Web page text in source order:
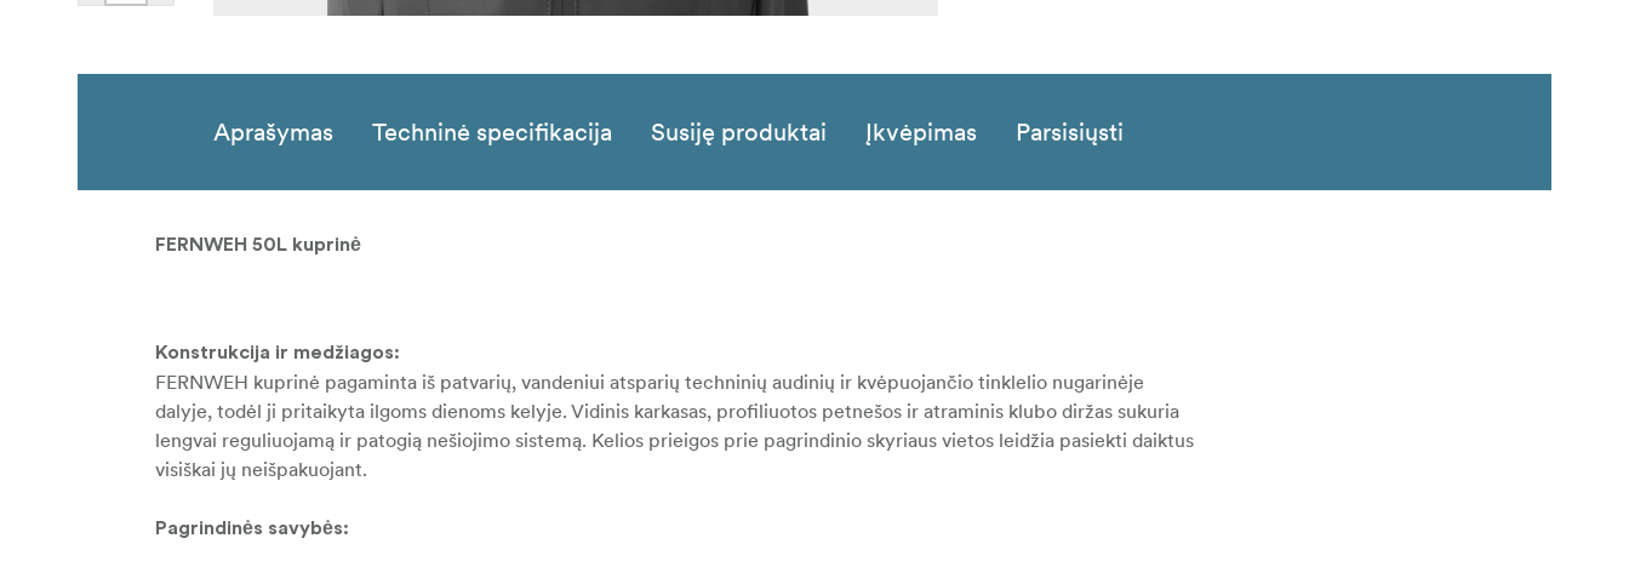
Aprašymas Techninė specifikacija Susiję produktai Įkvėpimas Parsisiųsti
FERNWEH 50L kuprinė
Konstrukcija ir medžiagos:
FERNWEH kuprinė pagaminta iš patvarių, vandeniui atsparių techninių audinių ir kvėpuojančio tinklelio nugarinėje
dalyje, todėl ji pritaikyta ilgoms dienoms kelyje. Vidinis karkasas, profiliuotos petnešos ir atraminis klubo diržas sukuria
lengvai reguliuojamą ir patogią nešiojimo sistemą. Kelios prieigos prie pagrindinio skyriaus vietos leidžia pasiekti daiktus
visiškai jų neišpakuojant.
Pagrindinės savybės: